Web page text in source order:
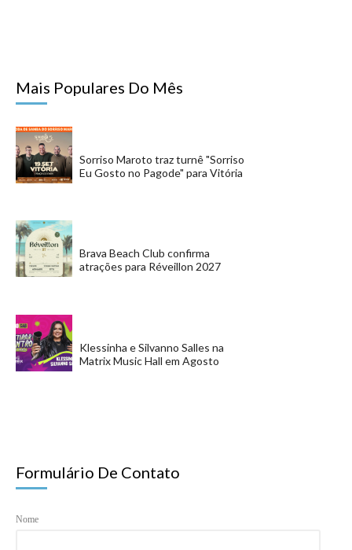
Mais Populares Do Mês
Sorriso Maroto traz turnê "Sorriso
Eu Gosto no Pagode" para Vitória
Brava Beach Club confirma
atrações para Réveillon 2027
Klessinha e Silvanno Salles na
Matrix Music Hall em Agosto
Formulário De Contato
Nome